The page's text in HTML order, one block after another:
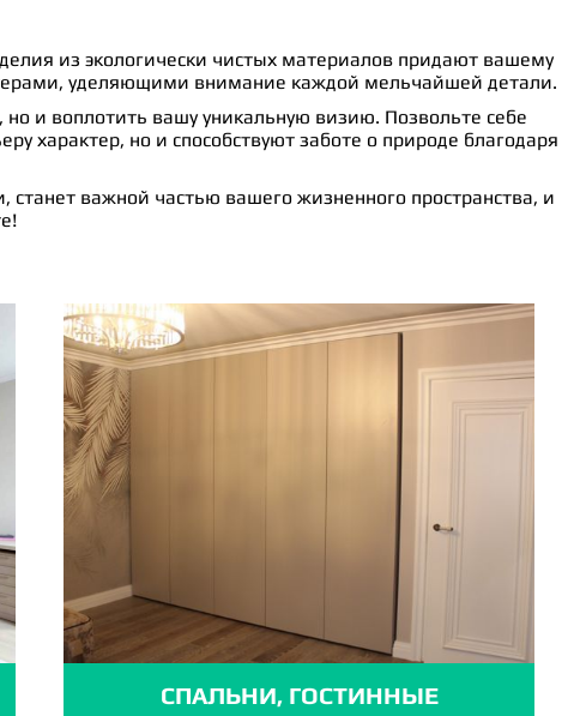
из экологически чистых материалов придают вашему
уделяющими внимание каждой мельчайшей детали.
и воплотить вашу уникальную визию. Позвольте себе
характер, но и способствуют заботе о природе благодаря
важной частью вашего жизненного пространства, и
СПАЛЬНИ, ГОСТИННЫЕ